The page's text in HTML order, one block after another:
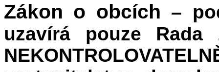
Zákon o obcích –
uzavírá pouze Rada